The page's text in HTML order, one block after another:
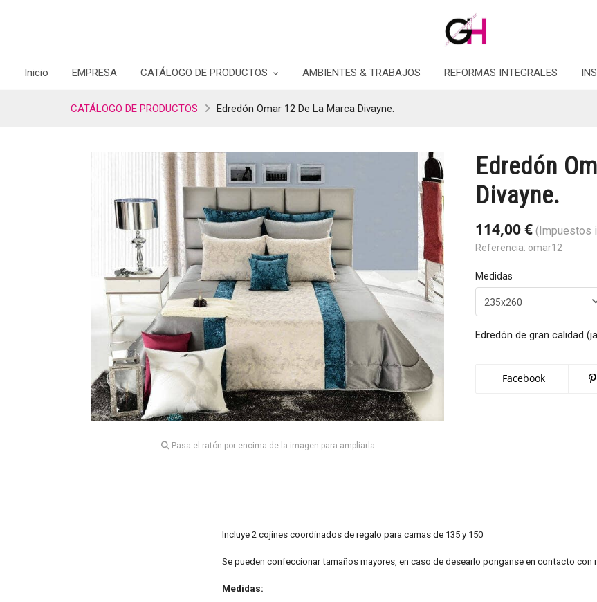
Inicio EMPRESA CATÁLOGO DE PRODUCTOS AMBIENTES & TRABAJOS REFORMAS INTEGRALES
CATÁLOGO DE PRODUCTOS Edredón Omar 12 De La Marca Divayne.
Pasa el ratón por encima de la imagen para ampliarla
Edredón
Divayne.
114,00 € (Impuestos
Referencia: omar12
Medidas
235x260
Edredón de gran calidad
Facebook
Incluye 2 cojines coordinados de regalo para camas de 135 y 150
Se pueden confeccionar tamaños mayores, en caso de desearlo ponganse en contacto con
Medidas: